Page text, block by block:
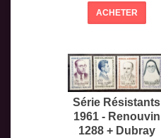
ACHETER
Série Résistants
1961 - Renouvin
1288 + Dubray